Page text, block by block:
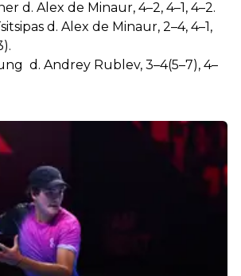
d. Alex de Minaur, 4–2, 4–1, 4–2.
d. Alex de Minaur, 2–4, 4–1,
d. Andrey Rublev, 3–4(5–7), 4–